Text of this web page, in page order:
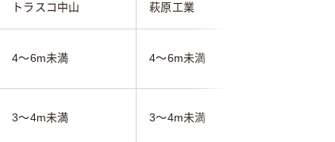
トラスコ中山 萩原工業
4～6m未満 4～6m未満
3～4m未満 3～4m未満